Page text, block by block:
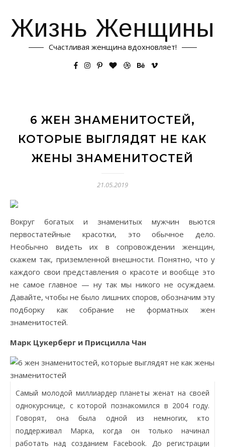
Жизнь Женщины
Счастливая женщина вдохновляет!
6 ЖЕН ЗНАМЕНИТОСТЕЙ,
КОТОРЫЕ ВЫГЛЯДЯТ НЕ КАК
ЖЕНЫ ЗНАМЕНИТОСТЕЙ
21.05.2019
Вокруг богатых и знаменитых мужчин вьются
первостатейные красотки, это обычное дело.
Необычно видеть их в сопровождении женщин,
скажем так, приземленной внешности. Понятно, что у
каждого свои представления о красоте и вообще это
не самое главное — ну так мы никого не осуждаем.
Давайте, чтобы не было лишних споров, обозначим эту
подборку как собрание не форматных жен
знаменитостей.
Марк Цукерберг и Присцилла Чан
Самый молодой миллиардер планеты женат на своей
однокурснице, с которой познакомился в 2004 году.
Говорят, она была одной из немногих, кто
поддерживал Марка, когда он только начинал
работать над созданием Facebook. До регистрации